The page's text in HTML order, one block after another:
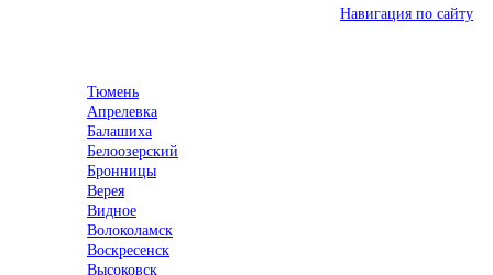
Навигация по сайту
Тюмень
Апрелевка
Балашиха
Белоозерский
Бронницы
Верея
Видное
Волоколамск
Воскресенск
Высоковск